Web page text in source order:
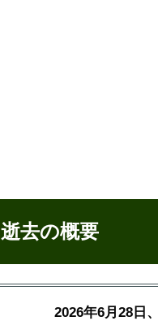
逝去の概要
2026年6月28日